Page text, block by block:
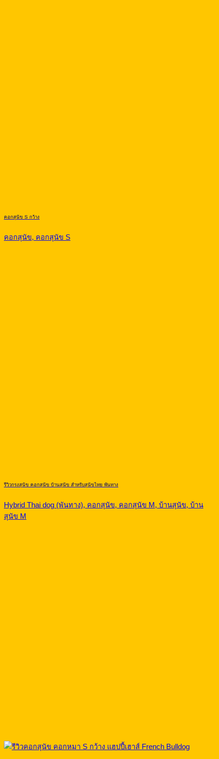
คอกสุนัข S กว้าง
คอกสุนัข, คอกสุนัข S
รีวิวกรงสุนัข คอกสุนัข บ้านสุนัข สำหรับสุนัขไทย พันทาง
Hybrid Thai dog (พันทาง), คอกสุนัข, คอกสุนัข M, บ้านสุนัข, บ้าน
สุนัข M